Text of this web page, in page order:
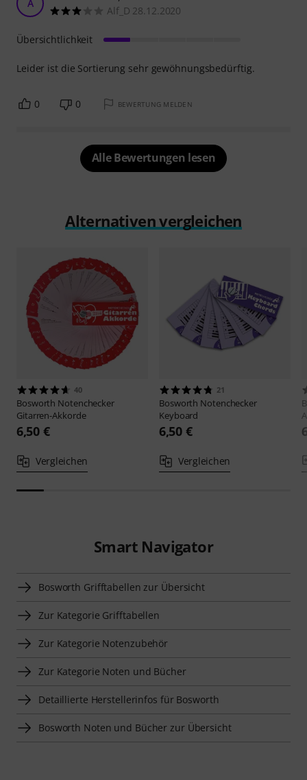
A
Alf_D 28.12.2020
Leider ist die Sortierung sehr gewöhnungsbedürftig.
Übersichtlichkeit
0 0 BEWERTUNG MELDEN
Alle Bewertungen lesen
Alternativen vergleichen
40
Bosworth Notenchecker
Gitarren-Akkorde
6,50 €
Vergleichen
21
Bosworth Notenchecker
Keyboard
6,50 €
Vergleichen
Smart Navigator
Bosworth Grifftabellen zur Übersicht
Zur Kategorie Grifftabellen
Zur Kategorie Notenzubehör
Zur Kategorie Noten und Bücher
Detaillierte Herstellerinfos für Bosworth
Bosworth Noten und Bücher zur Übersicht